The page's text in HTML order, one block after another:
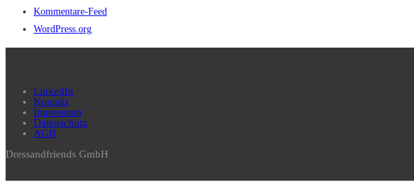
Kommentare-Feed
WordPress.org
LinkedIn
Kontakt
Impressum
Datenschutz
AGB
Dressandfriends GmbH